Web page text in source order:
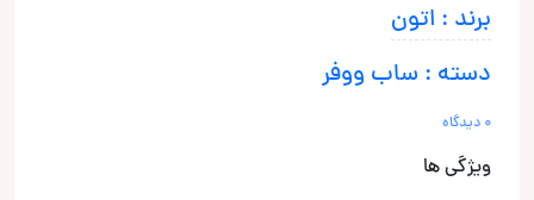
برند : اتون
دسته : ساب ووفر
0 دیدگاه
ویژگی ها